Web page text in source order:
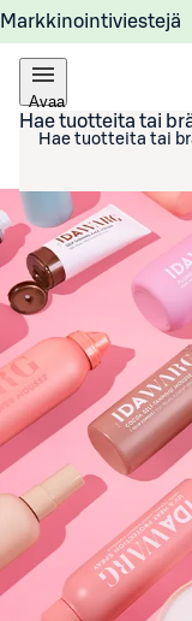
Markkinointiviestejä
Avaa
valikko
Hae tuotteita tai